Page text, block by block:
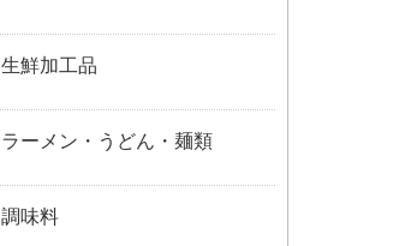
生鮮加工品
ラーメン・うどん・麺類
調味料